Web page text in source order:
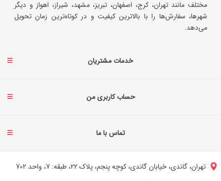
مختلف مانند تهران، کرج، اصفهان، تبریز، مشهد، شیراز، اهواز و دیگر
شهرها، سفارش‌ها را با بالاترین کیفیت و در کوتاه‌ترین زمان تحویل
می‌دهد.
خدمات مشتریان
حساب کاربری من
تماس با ما
تهران، گاندی، خیابان گاندی، کوچه پنجم، پلاک 22، طبقه: 7، واحد 702